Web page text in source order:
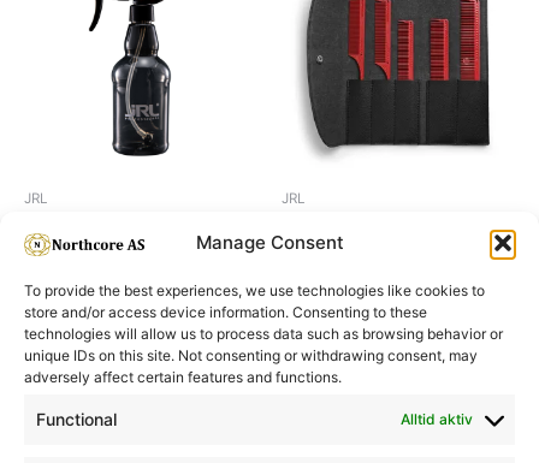
Manage Consent
To provide the best experiences, we use technologies like cookies to
store and/or access device information. Consenting to these
technologies will allow us to process data such as browsing behavior or
unique IDs on this site. Not consenting or withdrawing consent, may
adversely affect certain features and functions.
Functional Alltid aktiv
JRL
JRL Anti-gravity Spray Bottle
JRL
Informasjon